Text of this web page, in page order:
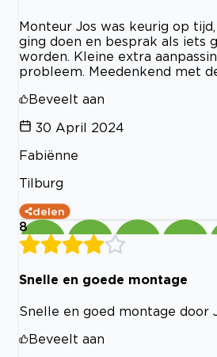
Monteur Jos was keurig op
ging doen en besprak als iets
worden. Kleine extra
probleem. Meedenkend met
Beveelt aan
30 April 2024
Fabiënne
Tilburg
delen
8
Snelle en goede montage
Snelle en goed montage door
Beveelt aan